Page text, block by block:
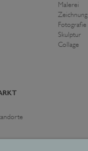
Malerei
Zeichnung
Fotografie
Skulptur
Collage